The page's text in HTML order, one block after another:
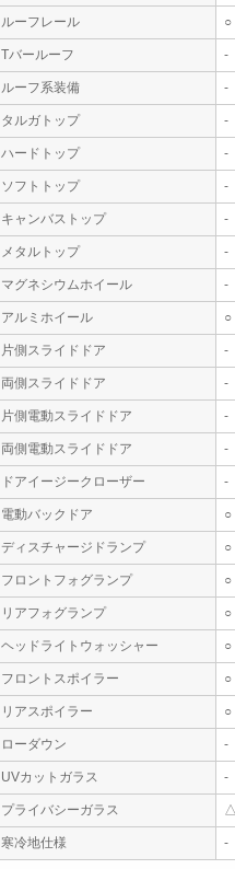
ルーフレール ○
Tバールーフ -
ルーフ系装備 -
タルガトップ -
ハードトップ -
ソフトトップ -
キャンバストップ -
メタルトップ -
マグネシウムホイール -
アルミホイール ○
片側スライドドア -
両側スライドドア -
片側電動スライドドア -
両側電動スライドドア -
ドアイージークローザー -
電動バックドア ○
ディスチャージドランプ ○
フロントフォグランプ ○
リアフォグランプ ○
ヘッドライトウォッシャー ○
フロントスポイラー ○
リアスポイラー ○
ローダウン -
UVカットガラス -
プライバシーガラス
寒冷地仕様 -